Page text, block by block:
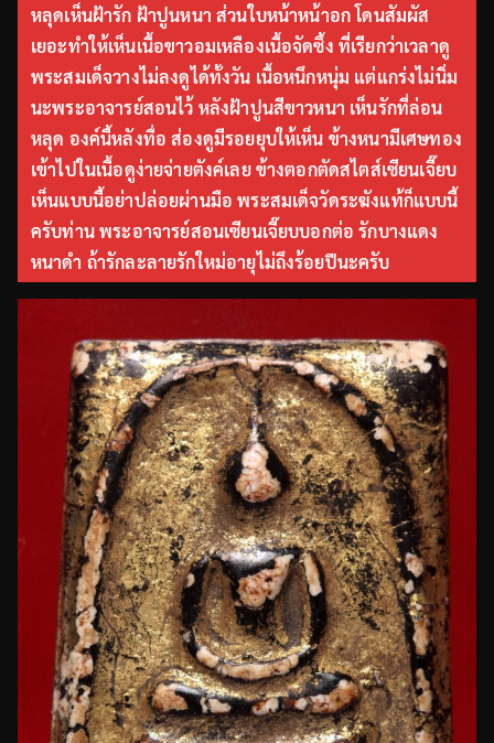
หลุดเห็นฝ้ารัก ฝ้าปูนหนา ส่วนใบหน้าหน้าอก โดนสัมผัส
เยอะทำให้เห็นเนื้อขาวอมเหลืองเนื้อจัดซึ้ง ที่เรียกว่าเวลาดู
พระสมเด็จวางไม่ลงดูได้ทั้งวัน เนื้อหนึกหนุ่ม แต่แกร่งไม่นิ่ม
นะพระอาจารย์สอนไว้ หลังฝ้าปูนสีขาวหนา เห็นรักที่ล่อน
หลุด องค์นี้หลังทื่อ ส่องดูมีรอยยุบให้เห็น ข้างหนามีเศษทอง
เข้าไปในเนื้อดูง่ายจ่ายตังค์เลย ข้างตอกตัดสไตส์เซียนเจี๊ยบ
เห็นแบบนี้อย่าปล่อยผ่านมือ พระสมเด็จวัดระฆังแท้ก็แบบนี้
ครับท่าน พระอาจารย์สอนเซียนเจี๊ยบบอกต่อ รักบางแดง
หนาดำ ถ้ารักละลายรักใหม่อายุไม่ถึงร้อยปีนะครับ